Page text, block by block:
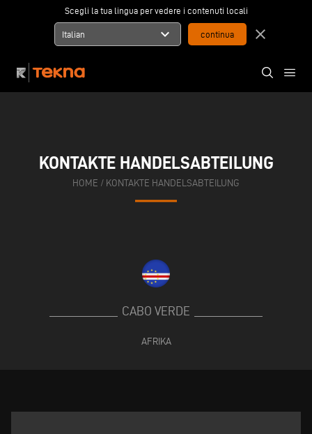
Scegli la tua lingua per vedere i contenuti locali
Italian expand_more close
KONTAKTE HANDELSABTEILUNG
HOME / KONTAKTE HANDELSABTEILUNG
CABO VERDE
AFRIKA